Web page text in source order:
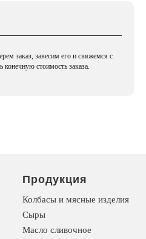
заказ, завесим его и свяжемся с
стоимость заказа.
Продукция
Колбасы и мясные изделия
Сыры
Масло сливочное